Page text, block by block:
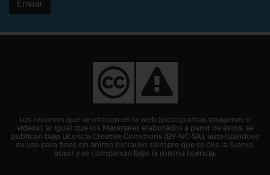
Enviar
Los recursos que se ofrecen en la web (pictogramas,imágenes o
vídeos), al igual que los Materiales elaborados a partir de éstos, se
publican bajo Licencia Creative Commons (BY-NC-SA), autorizándose
su uso para fines sin ánimo lucrativo siempre que se cite la fuente,
autor y se compartan bajo la misma licencia.